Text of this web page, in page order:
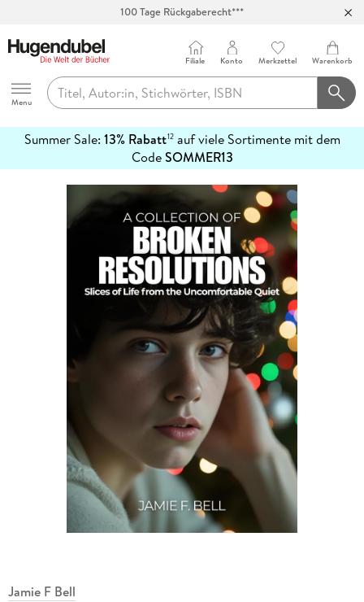
100 Tage Rückgaberecht***
Hugendubel
Menu
Filiale Konto Merkzettel Warenkorb
Summer Sale: 13% Rabatt12auf viele Sortimente mit dem
CodeSOMMER13
erfahren
Jamie F Bell